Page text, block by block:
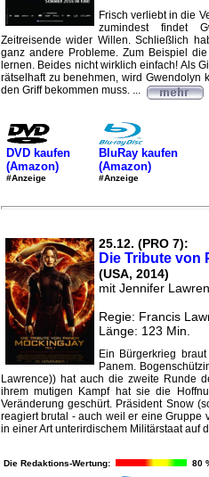
Frisch verliebt in die
zumindest findet
Zeitreisende wider Willen. Schließlich
ganz andere Probleme. Zum Beispiel
lernen. Beides nicht wirklich einfach! Als
rätselhaft zu benehmen, wird Gwendolyn
den Griff bekommen muss. ...
DVD kaufen
(Amazon)
#Anzeige
BluRay kaufen
(Amazon)
#Anzeige
25.12. (PRO 7):
Die Tribute von
(USA, 2014)
mit Jennifer
Regie: Francis
Länge: 123 Min.
Ein Bürgerkrieg
Panem.
Lawrence)) hat auch die zweite Runde
ihrem mutigen Kampf hat sie die
Veränderung geschürt. Präsident Snow
reagiert brutal - auch weil er eine Gruppe
in einer Art unterirdischem Militärstaat auf
Die Redaktions-Wertung: 80